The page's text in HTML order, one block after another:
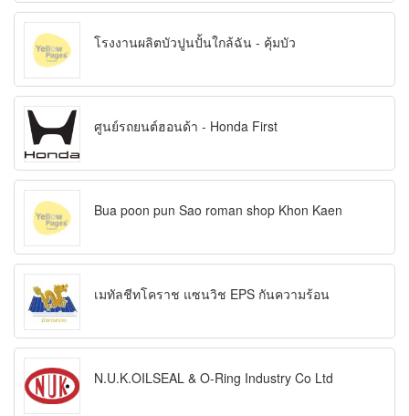
โรงงานผลิตบัวปูนปั้นใกล้ฉัน - คุ้มบัว
ศูนย์รถยนต์ฮอนด้า - Honda First
Bua poon pun Sao roman shop Khon Kaen
เมทัลชีทโคราช แซนวิช EPS กันความร้อน
N.U.K.OILSEAL & O-Ring Industry Co Ltd